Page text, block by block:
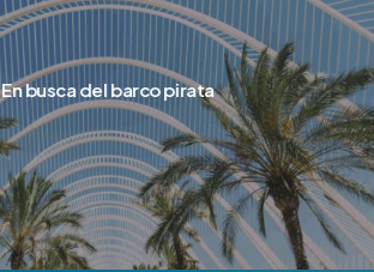
En busca del barco pirata